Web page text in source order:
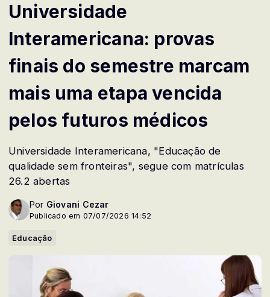
Universidade
Interamericana: provas
finais do semestre marcam
mais uma etapa vencida
pelos futuros médicos
Universidade Interamericana, "Educação de
qualidade sem fronteiras", segue com matrículas
26.2 abertas
Por Giovani Cezar
Publicado em 07/07/2026 14:52
Educação